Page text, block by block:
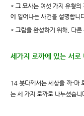
* 그 묘사는 여섯 가지 유형
에 일어나는 사건을 설명합니
* 그림을 완성하기 위해, 다
세가지 로까에 있는 서로
14 붓다께서는 세상을 까-
는 세 가지 로까로 나누셨습니